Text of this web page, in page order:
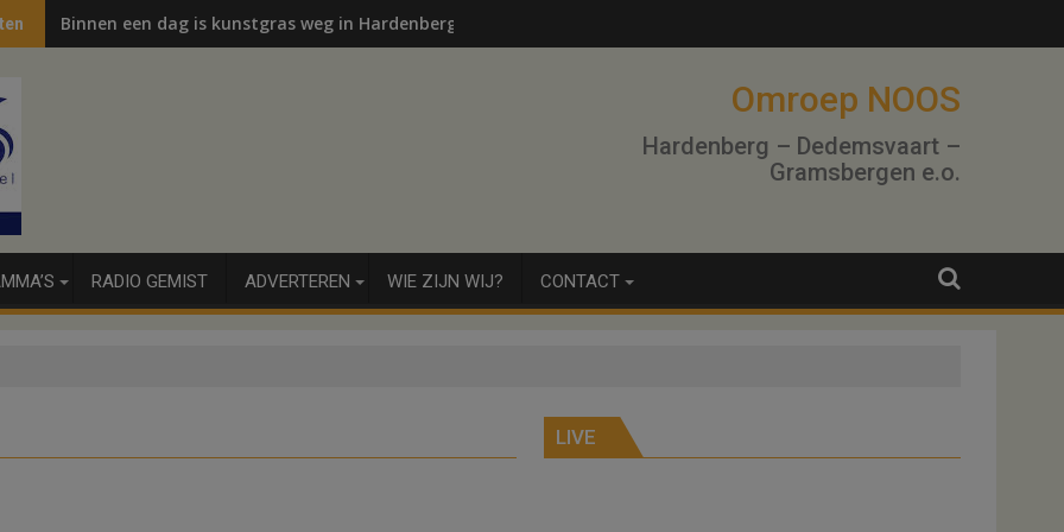
Binnen een dag is kunstgras weg in Hardenberg en Sibculo
Omroep NOOS
Hardenberg – Dedemsvaart –
Gramsbergen e.o.
RADIO GEMIST ADVERTEREN WIE ZIJN WIJ? CONTACT
LIVE